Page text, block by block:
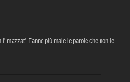
mazzat'. Fanno più male le parole che non le